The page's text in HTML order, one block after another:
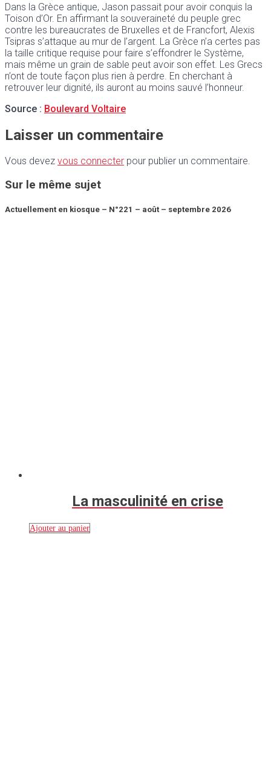
Dans la Grèce antique, Jason passait pour avoir conquis la
Toison d’Or. En affirmant la souveraineté du peuple grec
contre les bureaucrates de Bruxelles et de Francfort, Alexis
Tsipras s’attaque au mur de l’argent. La Grèce n’a certes pas
la taille critique requise pour faire s’effondrer le Système,
mais même un grain de sable peut avoir son effet. Les Grecs
n’ont de toute façon plus rien à perdre. En cherchant à
retrouver leur dignité, ils auront au moins sauvé l’honneur.
Source : Boulevard Voltaire
Laisser un commentaire
Vous devez vous connecter pour publier un commentaire.
Sur le même sujet
Actuellement en kiosque – N°221 – août – septembre 2026
La masculinité en crise
Ajouter au panier